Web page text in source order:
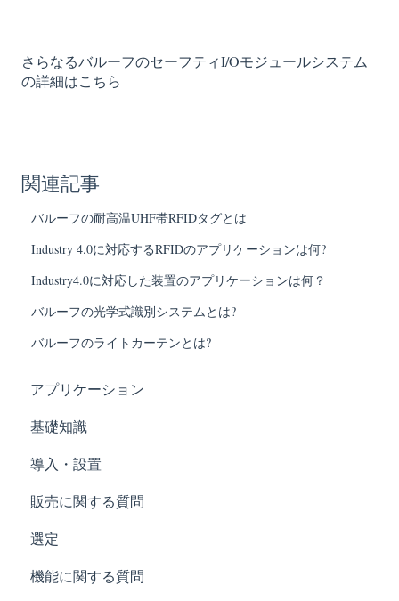
さらなるバルーフのセーフティI/Oモジュールシステム
の詳細はこちら
関連記事
バルーフの耐高温UHF帯RFIDタグとは
Industry 4.0に対応するRFIDのアプリケーションは何?
Industry4.0に対応した装置のアプリケーションは何？
バルーフの光学式識別システムとは?
バルーフのライトカーテンとは?
アプリケーション
基礎知識
導入・設置
販売に関する質問
選定
機能に関する質問